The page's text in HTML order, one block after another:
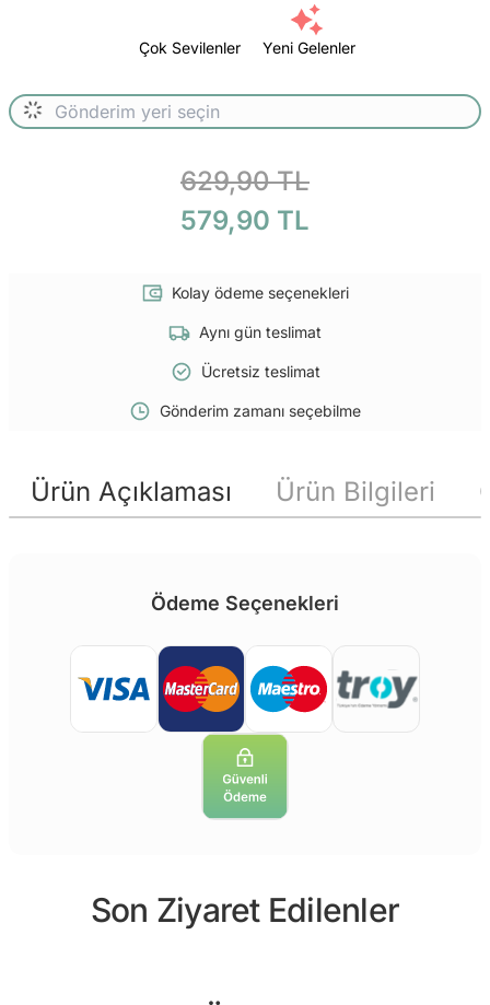
Çok Sevilenler Yeni Gelenler
629,90 TL
579,90 TL
Kolay ödeme seçenekleri
Aynı gün teslimat
Ücretsiz teslimat
Gönderim zamanı seçebilme
Ürün Açıklaması Ürün Bilgileri
Ödeme Seçenekleri
Son Ziyaret Edilenler